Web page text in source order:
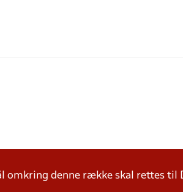
omkring denne række skal rettes til